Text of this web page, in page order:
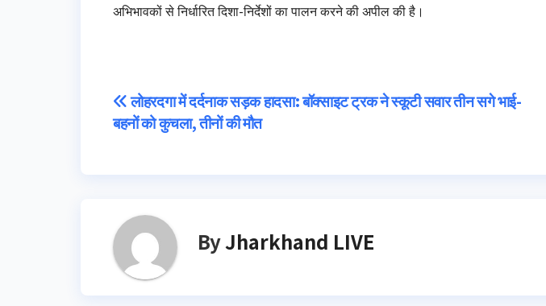
अभिभावकों से निर्धारित दिशा-निर्देशों का पालन करने की अपील की है।
Post
navigation
लोहरदगा में दर्दनाक सड़क हादसा: बॉक्साइट ट्रक ने स्कूटी सवार तीन सगे भाई-
बहनों को कुचला, तीनों की मौत
ByJharkhand LIVE